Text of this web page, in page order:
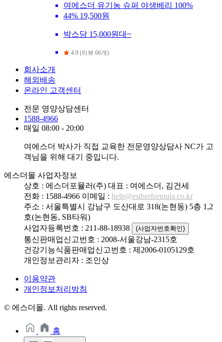
여에스더 유기농 슈퍼 야생베리 100%
44% 19,500원
박스당 15,000원대~
4.9 (리뷰 66개)
회사소개
해외배송
온라인 고객센터
전문 영양상담센터
1588-4966
매일 08:00 - 20:00
여에스더 박사가 직접 교육한 전문영양상담사 NC가 고
객님을 위해 대기 중입니다.
에스더몰 사업자정보
상호 : 에스더포뮬러(주) 대표 : 여에스더, 김건세
전화 : 1588-4966 이메일 : help@estherformula.co.kr
주소 : 서울특별시 강남구 도산대로 318(논현동) 5층 1,2
호(논현동, SB타워)
사업자등록번호 : 211-88-18938
(사업자번호확인)
통신판매업신고번호 : 2008-서울강남-2315호
건강기능식품판매업신고번호 : 제2006-0105129호
개인정보관리자 : 조인상
이용약관
개인정보처리방침
© 에스더몰. All rights reserved.
홈